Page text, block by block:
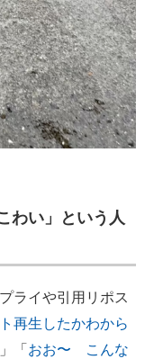
わい」という人
ライや引用リポス
再生したかわから
」「 おお〜 こんな